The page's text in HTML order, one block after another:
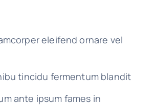
eleifend ornare vel
tincidu fermentum blandit
ante ipsum fames in